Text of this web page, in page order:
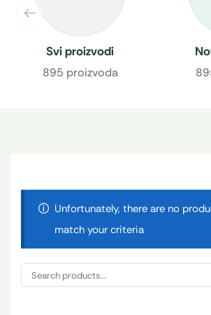
Svi proizvodi
895 proizvoda
Unfortunately, there are no
match your criteria